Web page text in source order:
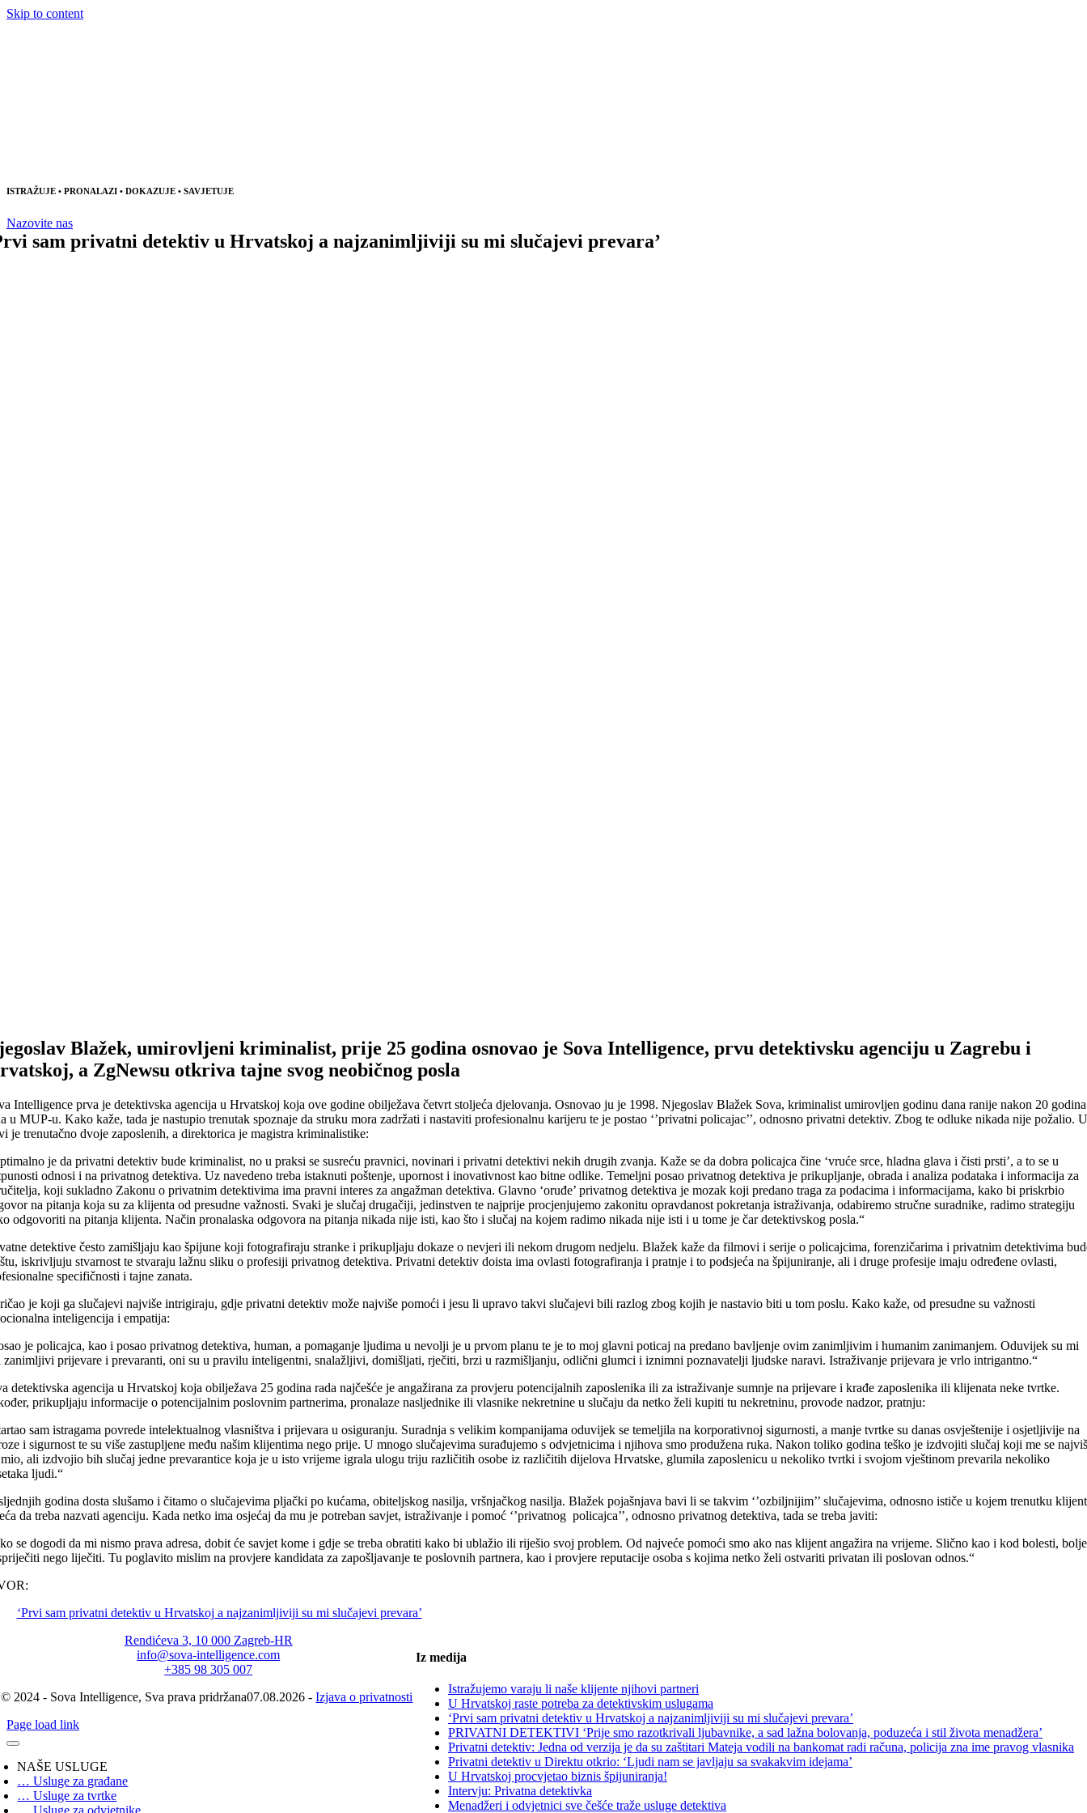
Skip to content
ISTRAŽUJE • PRONALAZI • DOKAZUJE • SAVJETUJE
Nazovite nas
sam privatni detektiv u Hrvatskoj a najzanimljiviji su mi slučajevi prevara’
Blažek, umirovljeni kriminalist, prije 25 godina osnovao je Sova Intelligence, prvu detektivsku agenciju u Zagrebu i
a ZgNewsu otkriva tajne svog neobičnog posla
Intelligence prva je detektivska agencija u Hrvatskoj koja ove godine obilježava četvrt stoljeća djelovanja. Osnovao ju je 1998. Njegoslav Blažek Sova, kriminalist umirovljen godinu dana ranije nakon 20 godina
u MUP-u. Kako kaže, tada je nastupio trenutak spoznaje da struku mora zadržati i nastaviti profesionalnu karijeru te je postao ‘’privatni policajac’’, odnosno privatni detektiv. Zbog te odluke nikada nije požalio. U
je trenutačno dvoje zaposlenih, a direktorica je magistra kriminalistike:
je da privatni detektiv bude kriminalist, no u praksi se susreću pravnici, novinari i privatni detektivi nekih drugih zvanja. Kaže se da dobra policajca čine ‘vruće srce, hladna glava i čisti prsti’, a to se u
odnosi i na privatnog detektiva. Uz navedeno treba istaknuti poštenje, upornost i inovativnost kao bitne odlike. Temeljni posao privatnog detektiva je prikupljanje, obrada i analiza podataka i informacija za
koji sukladno Zakonu o privatnim detektivima ima pravni interes za angažman detektiva. Glavno ‘oruđe’ privatnog detektiva je mozak koji predano traga za podacima i informacijama, kako bi priskrbio
na pitanja koja su za klijenta od presudne važnosti. Svaki je slučaj drugačiji, jedinstven te najprije procjenjujemo zakonitu opravdanost pokretanja istraživanja, odabiremo stručne suradnike, radimo strategiju
odgovoriti na pitanja klijenta. Način pronalaska odgovora na pitanja nikada nije isti, kao što i slučaj na kojem radimo nikada nije isti i u tome je čar detektivskog posla.“
detektive često zamišljaju kao špijune koji fotografiraju stranke i prikupljaju dokaze o nevjeri ili nekom drugom nedjelu. Blažek kaže da filmovi i serije o policajcima, forenzičarima i privatnim detektivima
iskrivljuju stvarnost te stvaraju lažnu sliku o profesiji privatnog detektiva. Privatni detektiv doista ima ovlasti fotografiranja i pratnje i to podsjeća na špijuniranje, ali i druge profesije imaju određene ovlasti,
specifičnosti i tajne zanata.
je koji ga slučajevi najviše intrigiraju, gdje privatni detektiv može najviše pomoći i jesu li upravo takvi slučajevi bili razlog zbog kojih je nastavio biti u tom poslu. Kako kaže, od presudne su važnosti
inteligencija i empatija:
je policajca, kao i posao privatnog detektiva, human, a pomaganje ljudima u nevolji je u prvom planu te je to moj glavni poticaj na predano bavljenje ovim zanimljivim i humanim zanimanjem. Oduvijek su mi
prijevare i prevaranti, oni su u pravilu inteligentni, snalažljivi, domišljati, rječiti, brzi u razmišljanju, odlični glumci i iznimni poznavatelji ljudske naravi. Istraživanje prijevara je vrlo intrigantno.“
detektivska agencija u Hrvatskoj koja obilježava 25 godina rada najčešće je angažirana za provjeru potencijalnih zaposlenika ili za istraživanje sumnje na prijevare i krađe zaposlenika ili klijenata neke tvrtke.
prikupljaju informacije o potencijalnim poslovnim partnerima, pronalaze nasljednike ili vlasnike nekretnine u slučaju da netko želi kupiti tu nekretninu, provode nadzor, pratnju:
sam istragama povrede intelektualnog vlasništva i prijevara u osiguranju. Suradnja s velikim kompanijama oduvijek se temeljila na korporativnoj sigurnosti, a manje tvrtke su danas osvještenije i osjetljivije na
i sigurnost te su više zastupljene među našim klijentima nego prije. U mnogo slučajevima surađujemo s odvjetnicima i njihova smo produžena ruka. Nakon toliko godina teško je izdvojiti slučaj koji me se
ali izdvojio bih slučaj jedne prevarantice koja je u isto vrijeme igrala ulogu triju različitih osobe iz različitih dijelova Hrvatske, glumila zaposlenicu u nekoliko tvrtki i svojom vještinom prevarila nekoliko
ljudi.“
godina dosta slušamo i čitamo o slučajevima pljački po kućama, obiteljskog nasilja, vršnjačkog nasilja. Blažek pojašnjava bavi li se takvim ‘’ozbiljnijim’’ slučajevima, odnosno ističe u kojem trenutku klijent
da treba nazvati agenciju. Kada netko ima osjećaj da mu je potreban savjet, istraživanje i pomoć ‘’privatnog policajca’’, odnosno privatnog detektiva, tada se treba javiti:
se dogodi da mi nismo prava adresa, dobit će savjet kome i gdje se treba obratiti kako bi ublažio ili riješio svoj problem. Od najveće pomoći smo ako nas klijent angažira na vrijeme. Slično kao i kod bolesti, bolje
nego liječiti. Tu poglavito mislim na provjere kandidata za zapošljavanje te poslovnih partnera, kao i provjere reputacije osoba s kojima netko želi ostvariti privatan ili poslovan odnos.“
‘Prvi sam privatni detektiv u Hrvatskoj a najzanimljiviji su mi slučajevi prevara’
Iz medija
Istražujemo varaju li naše klijente njihovi partneri
U Hrvatskoj raste potreba za detektivskim uslugama
‘Prvi sam privatni detektiv u Hrvatskoj a najzanimljiviji su mi slučajevi prevara’
PRIVATNI DETEKTIVI ‘Prije smo razotkrivali ljubavnike, a sad lažna bolovanja, poduzeća i stil života menadžera’
Privatni detektiv: Jedna od verzija je da su zaštitari Mateja vodili na bankomat radi računa, policija zna ime pravog vlasnika
Privatni detektiv u Direktu otkrio: ‘Ljudi nam se javljaju sa svakakvim idejama’
U Hrvatskoj procvjetao biznis špijuniranja!
Intervju: Privatna detektivka
Menadžeri i odvjetnici sve češće traže usluge detektiva
Rendićeva 3, 10 000 Zagreb-HR
info@sova-intelligence.com
+385 98 305 007
© 2024 - Sova Intelligence, Sva prava pridržana07.08.2026 -Izjava o privatnosti
Page load link
NAŠE USLUGE
… Usluge za građane
… Usluge za tvrtke
… Usluge za odvjetnike